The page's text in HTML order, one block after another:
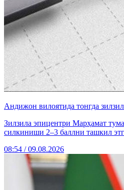
Андижон вилоятида тонгда
Зилзила эпицентри Марҳамат
силкиниши 2–3 баллни ташкил
08:54 / 09.08.2026